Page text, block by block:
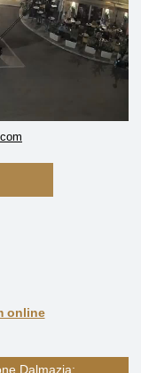
online
Dalmazia: